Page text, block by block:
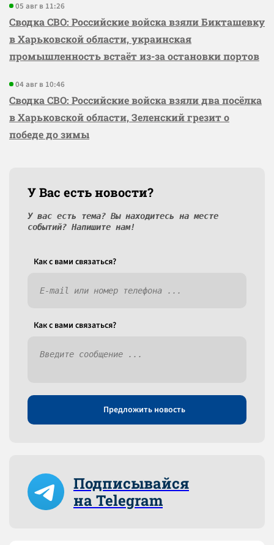
05 авг в 11:26
Сводка СВО: Российские войска взяли Бикташевку
в Харьковской области, украинская
промышленность встаёт из-за остановки портов
04 авг в 10:46
Сводка СВО: Российские войска взяли два посёлка
в Харьковской области, Зеленский грезит о
победе до зимы
У Вас есть новости?
У вас есть тема? Вы находитесь на месте
событий? Напишите нам!
Как c вами связаться?
Как c вами связаться?
Предложить новость
Подписывайся
на Telegram